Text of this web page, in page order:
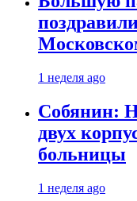
1 неделя ago
Собянин:
двух
больницы
1 неделя ago